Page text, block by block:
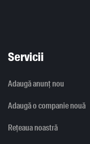
Servicii
Adaugă anunț nou
Adaugă o companie nouă
Rețeaua noastră